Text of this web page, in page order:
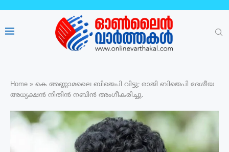
Home » കെ അണ്ണാമലൈ ബിജെപി വിട്ടു; രാജി ബിജെപി ദേശീയ
അധ്യക്ഷന്‍ നിതിന്‍ നബിന്‍ അംഗീകരിച്ചു.